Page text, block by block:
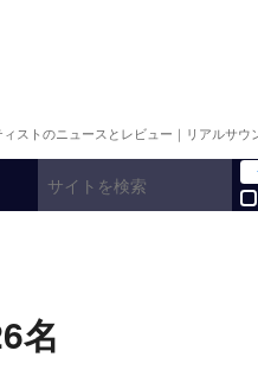
ストのニュースとレビュー｜リアルサウ
名